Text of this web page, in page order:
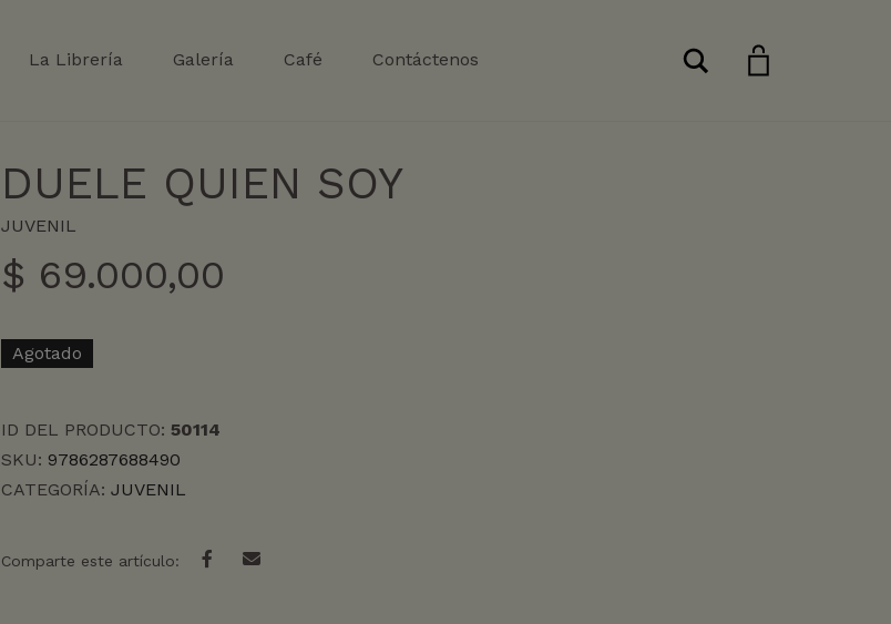
La Librería Galería Café Contáctenos Buscar
DUELE QUIEN SOY
JUVENIL
$ 69.000,00
Agotado
ID DEL PRODUCTO: 50114
SKU: 9786287688490
CATEGORÍA: JUVENIL
Comparte este artículo: